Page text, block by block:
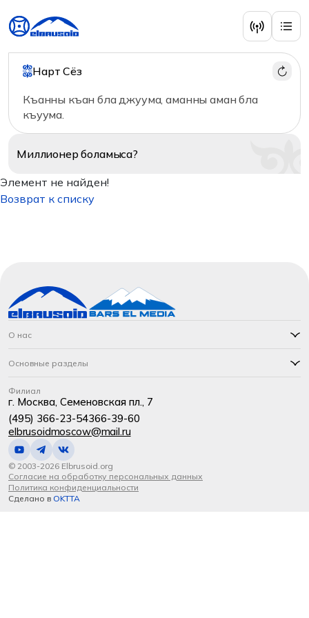
Нарт Сёз
Къанны къан бла джуума, аманны аман бла
къуума.
Миллионерболамыса?
Элемент не найден!
Возврат к списку
О нас
Основные разделы
Филиал
г. Москва, Семеновская пл., 7
(495) 366-23-54366-39-60
elbrusoidmoscow@mail.ru
© 2003-2026 Elbrusoid.org
Согласие на обработку персональных данных
Политика конфиденциальности
Сделано в OKTTA